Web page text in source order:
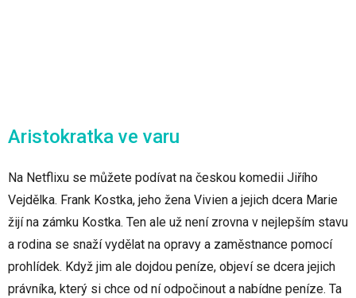
Aristokratka ve varu
Na Netflixu se můžete podívat na českou komedii Jiřího
Vejdělka. Frank Kostka, jeho žena Vivien a jejich dcera Marie
žijí na zámku Kostka. Ten ale už není zrovna v nejlepším stavu
a rodina se snaží vydělat na opravy a zaměstnance pomocí
prohlídek. Když jim ale dojdou peníze, objeví se dcera jejich
právníka, který si chce od ní odpočinout a nabídne peníze. Ta